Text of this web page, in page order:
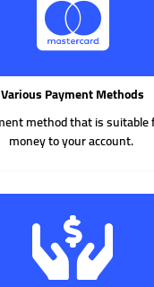
Various Payment Methods
method that is suitable
money to your account.